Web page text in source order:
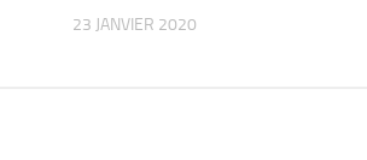
23 JANVIER 2020